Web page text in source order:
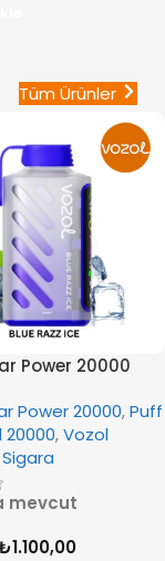
Tüm Ürünler
Power 20000
Power 20000,Puff
20000,Vozol
mevcut
1.100,00